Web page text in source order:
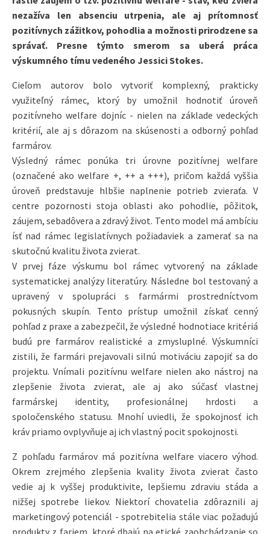
nezažíva len absenciu utrpenia, ale aj prítomnosť
pozitívnych zážitkov, pohodlia a možnosti prirodzene sa
správať. Presne týmto smerom sa uberá práca
výskumného tímu vedeného Jessici Stokes.
Cieľom autorov bolo vytvoriť komplexný, prakticky
využiteľný rámec, ktorý by umožnil hodnotiť úroveň
pozitívneho welfare dojníc - nielen na základe vedeckých
kritérií, ale aj s dôrazom na skúsenosti a odborný pohľad
farmárov.
Výsledný rámec ponúka tri úrovne pozitívnej welfare
(označené ako welfare +, ++ a +++), pričom každá vyššia
úroveň predstavuje hlbšie naplnenie potrieb zvieraťa. V
centre pozornosti stoja oblasti ako pohodlie, pôžitok,
záujem, sebadôvera a zdravý život. Tento model má ambíciu
ísť nad rámec legislatívnych požiadaviek a zamerať sa na
skutočnú kvalitu života zvierat.
V prvej fáze výskumu bol rámec vytvorený na základe
systematickej analýzy literatúry. Následne bol testovaný a
upravený v spolupráci s farmármi prostredníctvom
pokusných skupín. Tento prístup umožnil získať cenný
pohľad z praxe a zabezpečil, že výsledné hodnotiace kritériá
budú pre farmárov realistické a zmysluplné. Výskumníci
zistili, že farmári prejavovali silnú motiváciu zapojiť sa do
projektu. Vnímali pozitívnu welfare nielen ako nástroj na
zlepšenie života zvierat, ale aj ako súčasť vlastnej
farmárskej identity, profesionálnej hrdosti a
spoločenského statusu. Mnohí uviedli, že spokojnosť ich
kráv priamo ovplyvňuje aj ich vlastný pocit spokojnosti.
Z pohľadu farmárov má pozitívna welfare viacero výhod.
Okrem zrejmého zlepšenia kvality života zvierat často
vedie aj k vyššej produktivite, lepšiemu zdraviu stáda a
nižšej spotrebe liekov. Niektorí chovatelia zdôraznili aj
marketingový potenciál - spotrebitelia stále viac požadujú